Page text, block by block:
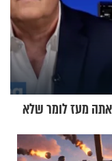
מעז לומר שלא